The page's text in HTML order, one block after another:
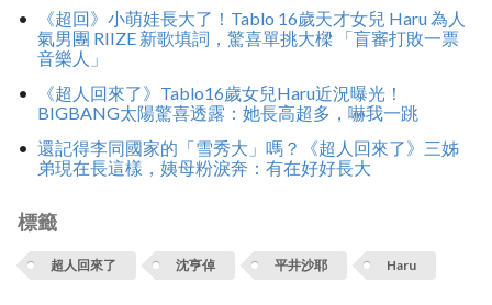
《超回》小萌娃長大了！Tablo 16歲天才女兒 Haru 為人
氣男團 RIIZE 新歌填詞，驚喜單挑大樑 「盲審打敗一票
音樂人」
《超人回來了》Tablo16歲女兒Haru近況曝光！
BIGBANG太陽驚喜透露：她長高超多，嚇我一跳
還記得李同國家的「雪秀大」嗎？《超人回來了》三姊
弟現在長這樣，姨母粉淚奔：有在好好長大
標籤
超人回來了 沈亨倬 平井沙耶 Haru